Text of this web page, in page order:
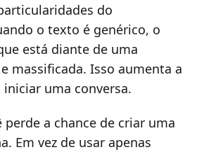
do
o texto é genérico, o
está diante de uma
massificada. Isso aumenta a
uma conversa.
perde a chance de criar uma
Em vez de usar apenas